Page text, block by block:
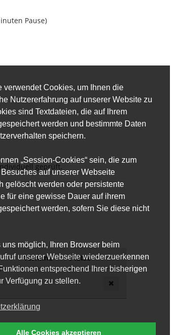
verwendet Cookies, um Ihnen die
Nutzererfahrung auf unserer Website zu
sind Textdateien, die auf Ihrem
werden und bestimmte Daten
speichern.
„Session-Cookies“ sein, die zum
auf unserer Webseite
gelöscht werden oder persistente
für eine gewisse Dauer auf ihrem
werden, sofern Sie diese nicht
uns möglich, Ihren Browser beim
unserer Webseite wiederzuerkennen
entsprechend Ihrer bisherigen
Verfügung zu stellen.
Alle Cookies akzeptieren
Pause)
geprüft.
Termine Plätze